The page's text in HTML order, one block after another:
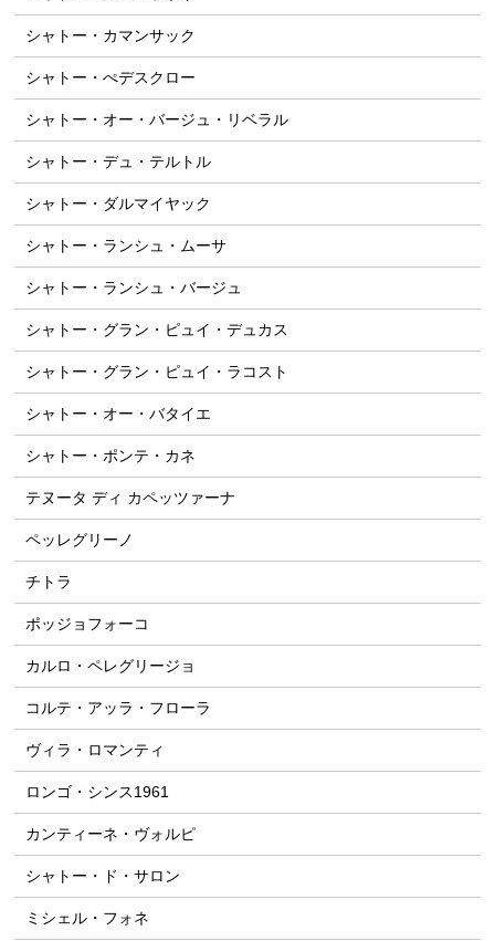
シャトー・カマンサック
シャトー・ぺデスクロー
シャトー・オー・バージュ・リベラル
シャトー・デュ・テルトル
シャトー・ダルマイヤック
シャトー・ランシュ・ムーサ
シャトー・ランシュ・バージュ
シャトー・グラン・ピュイ・デュカス
シャトー・グラン・ピュイ・ラコスト
シャトー・オー・バタイエ
シャトー・ポンテ・カネ
テヌータ ディ カペッツァーナ
ペッレグリーノ
チトラ
ポッジョフォーコ
カルロ・ペレグリージョ
コルテ・アッラ・フローラ
ヴィラ・ロマンティ
ロンゴ・シンス1961
カンティーネ・ヴォルピ
シャトー・ド・サロン
ミシェル・フォネ